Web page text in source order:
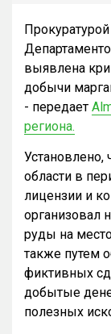
выявлена
добычи
- передает
региона.
Установлено,
области в
лицензии и
организовал
руды на
также путем
фиктивных
добытые
полезных